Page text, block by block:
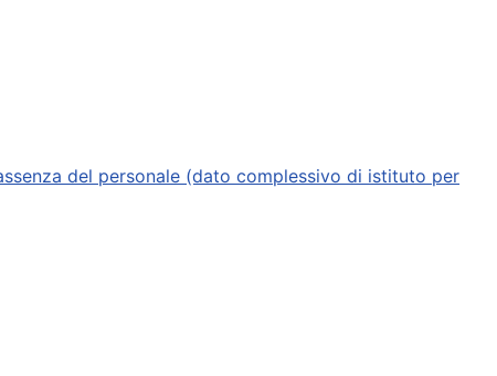
del personale (dato complessivo di istituto per